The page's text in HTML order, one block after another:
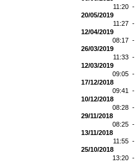
11:20 -
20/05/2019
11:27 -
12/04/2019
08:17 -
26/03/2019
11:33 -
12/03/2019
09:05 -
17/12/2018
09:41 -
10/12/2018
08:28 -
29/11/2018
08:25 -
13/11/2018
11:55 -
25/10/2018
13:20 -